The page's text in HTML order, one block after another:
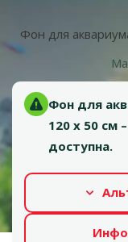
Фон для
Фон для
120 x 50 cм
доступна.